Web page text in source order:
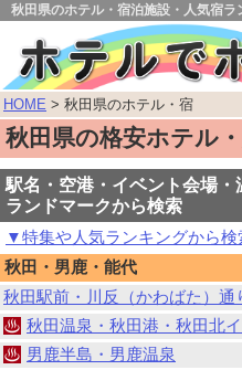
秋田県のホテル・宿泊施設・人気宿ラ
HOME > 秋田県のホテル・宿
秋田県の格安ホテル
駅名・空港・イベント会場・
ランドマークから検索
▼特集や人気ランキングから検
秋田・男鹿・能代
秋田駅前・川反（かわばた）通
秋田温泉・秋田港・秋田北
男鹿半島・男鹿温泉